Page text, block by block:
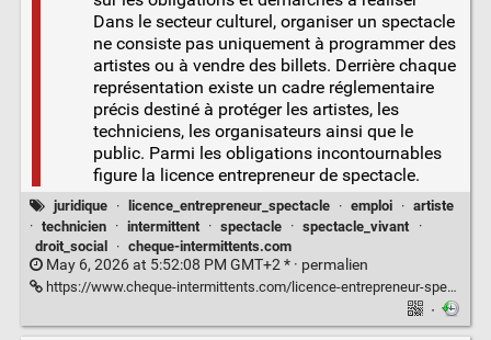
Dans le secteur culturel, organiser un spectacle
ne consiste pas uniquement à programmer des
artistes ou à vendre des billets. Derrière chaque
représentation existe un cadre réglementaire
précis destiné à protéger les artistes, les
techniciens, les organisateurs ainsi que le
public. Parmi les obligations incontournables
figure la licence entrepreneur de spectacle.
juridique · licence_entrepreneur_spectacle · emploi · artiste
· technicien · intermittent · spectacle · spectacle_vivant
·
droit_social
· cheque-intermittents.com
May 6, 2026 at 5:52:08 PM GMT+2 * · permalien
https://www.cheque-intermittents.com/licence-entrepreneur-spectacle/
·